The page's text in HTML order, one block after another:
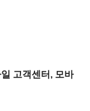
고객센터, 모바